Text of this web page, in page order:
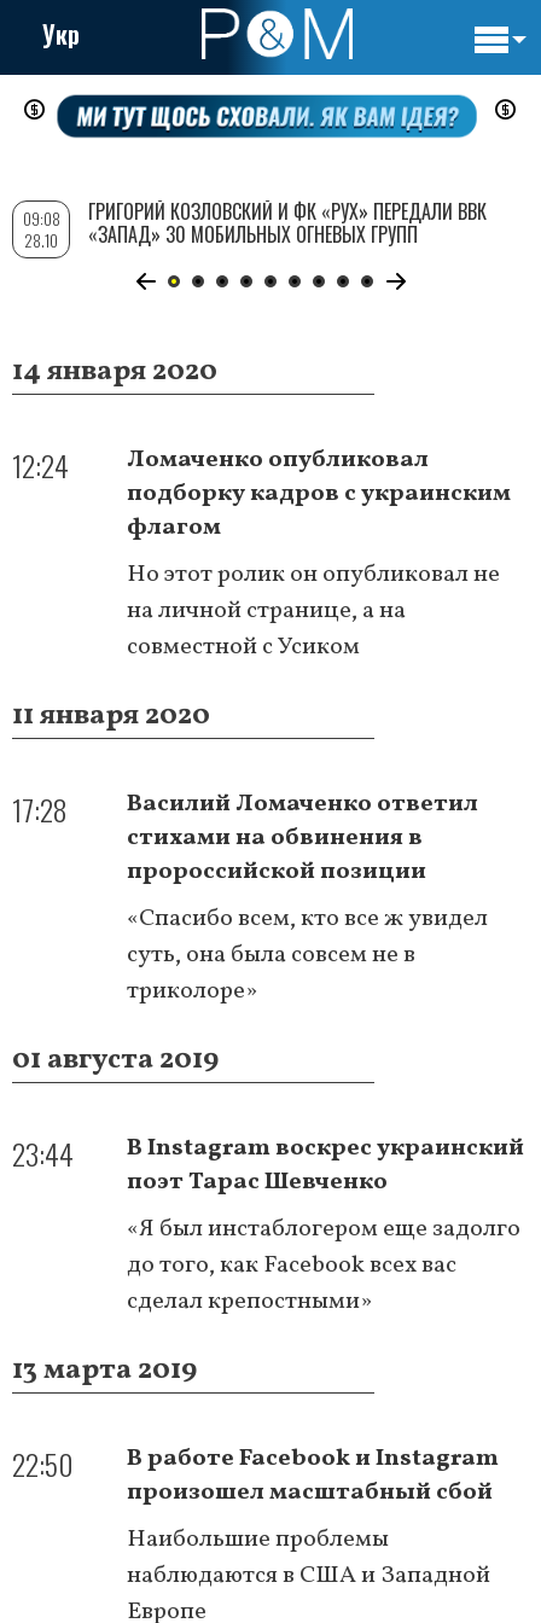
Перейти
содержанию
Укр
14 января 2020
12:24
Ломаченко опубликовал
подборку кадров с украинским
флагом
Но этот ролик он опубликовал не
на личной странице, а на
совместной с Усиком
11 января 2020
17:28
Василий Ломаченко ответил
стихами на обвинения в
пророссийской позиции
«Спасибо всем, кто все ж увидел
суть, она была совсем не в
триколоре»
01 августа 2019
23:44
В Instagram воскрес украинский
поэт Тарас Шевченко
«Я был инстаблогером еще задолго
до того, как Facebook всех вас
сделал крепостными»
13 марта 2019
22:50
В работе Facebook и Instagram
произошел масштабный сбой
Наибольшие проблемы
наблюдаются в США и Западной
Европе
09:08
28.10
ГРИГОРИЙ КОЗЛОВСКИЙ И ФК «РУХ» ПЕРЕДАЛИ ВВК
«ЗАПАД» 30 МОБИЛЬНЫХ ОГНЕВЫХ ГРУПП